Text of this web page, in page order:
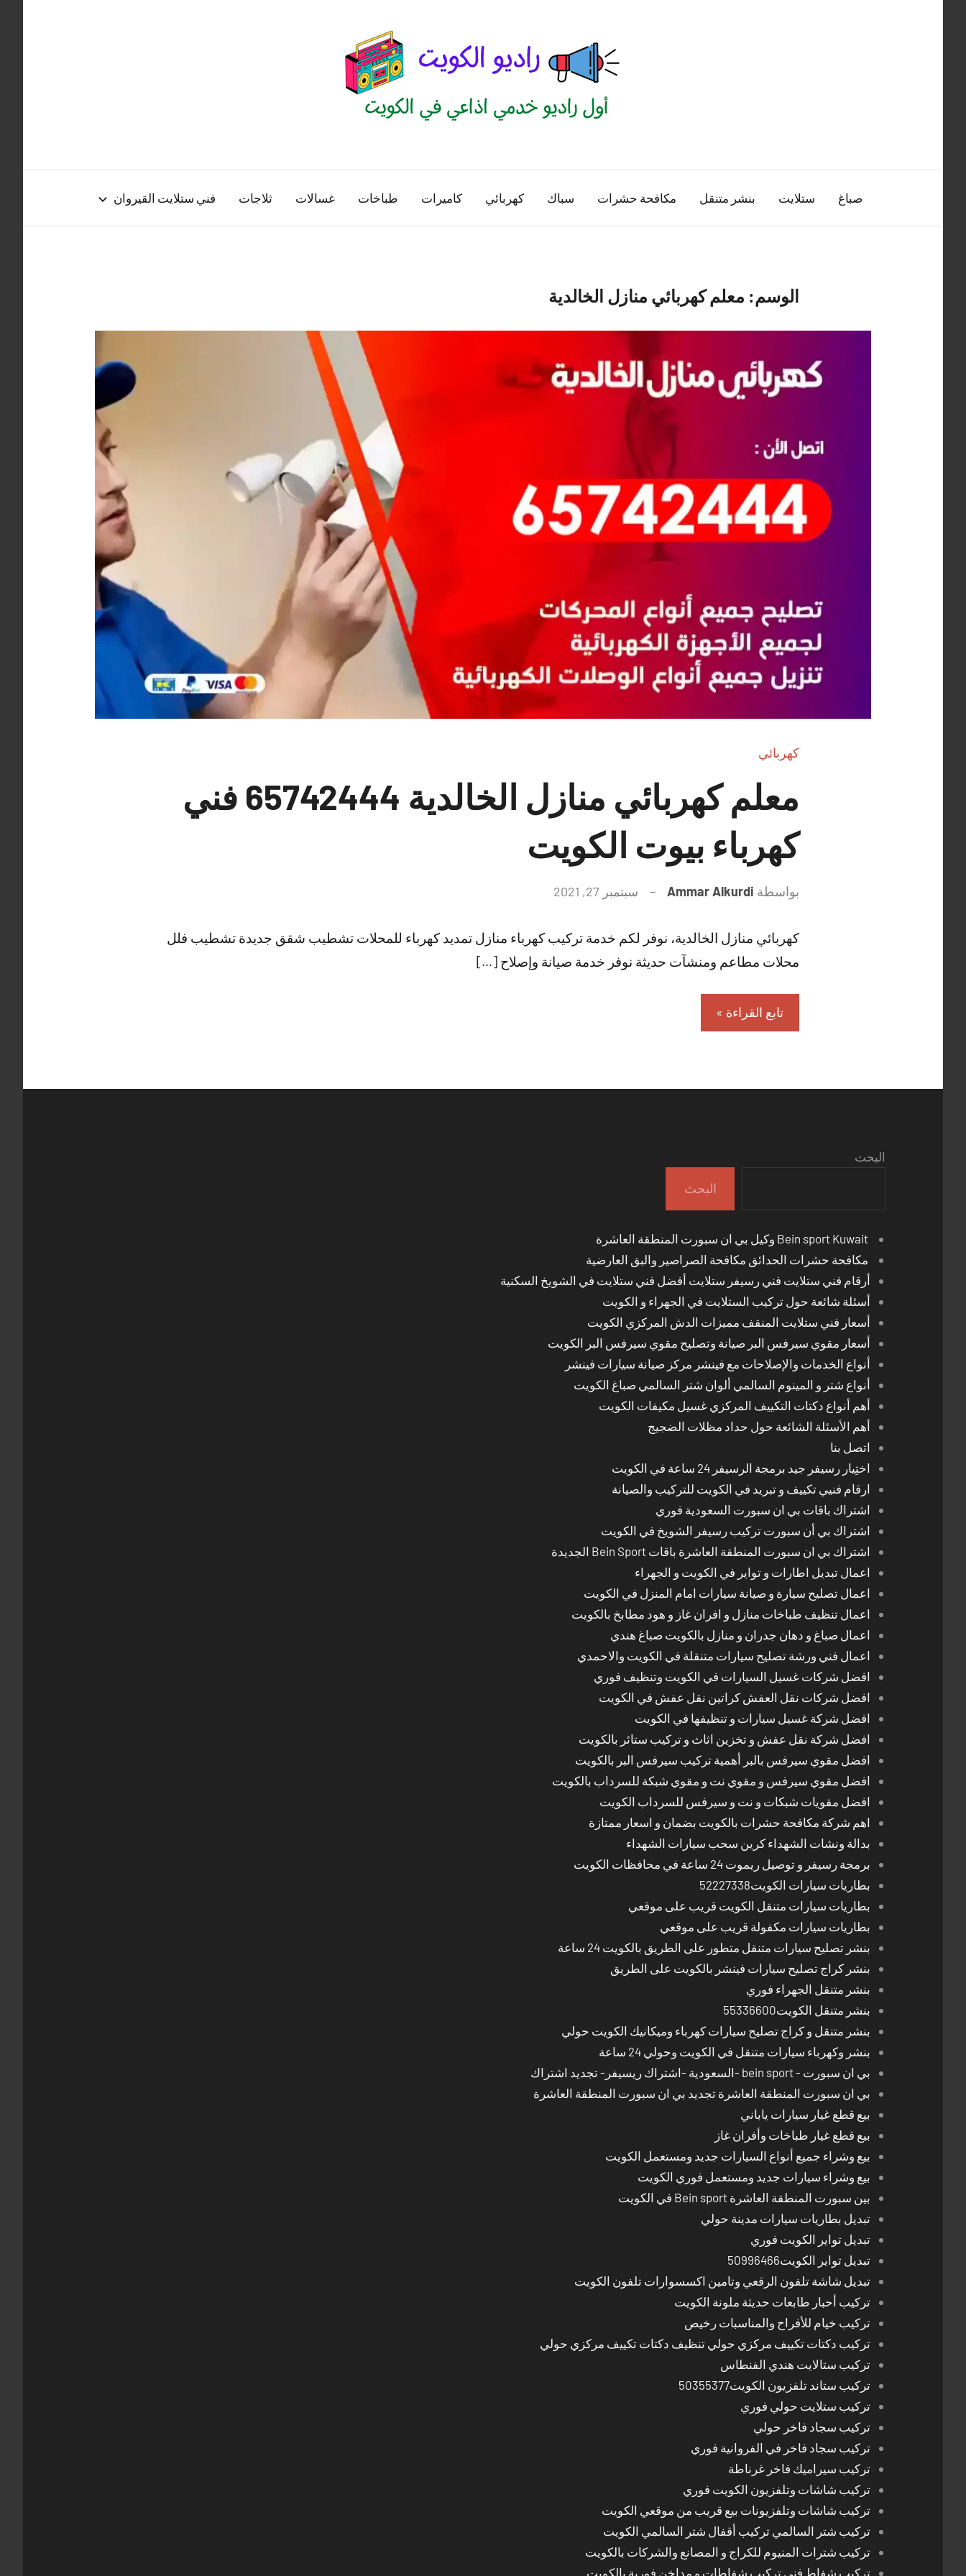
الكويت
منصة
اذاعية
صباغ ستلايت بنشر متنقل مكافحة حشرات سباك كهربائي كاميرات طباخات غسالات ثلاجات فني ستلايت القيروان
الوسم: معلم كهربائي منازل الخالدية
كهربائي
معلم كهربائي منازل الخالدية 65742444 فني
كهرباء بيوت الكويت
بواسطة Ammar Alkurdi سبتمبر 27, 2021
تعليقات
كهربائي منازل الخالدية، نوفر لكم خدمة تركيب كهرباء منازل تمديد كهرباء للمحلات تشطيب شقق جديدة تشطيب فلل
محلات مطاعم ومنشآت حديثة نوفر خدمة صيانة وإصلاح […]
تابع القراءة
البحث
البحث
Bein sport Kuwait وكيل بي ان سبورت المنطقة العاشرة
مكافحة حشرات الحدائق مكافحة الصراصير والبق العارضية
أرقام فني ستلايت فني رسيفر ستلايت أفضل فني ستلايت في الشويخ السكنية
أسئلة شائعة حول تركيب الستلايت في الجهراء و الكويت
أسعار فني ستلايت المنقف مميزات الدش المركزي الكويت
أسعار مقوي سيرفس البر صيانة وتصليح مقوي سيرفس البر الكويت
أنواع الخدمات والإصلاحات مع فينشر مركز صيانة سيارات فينشر
أنواع شتر و المينوم السالمي ألوان شتر السالمي صباغ الكويت
أهم أنواع دكتات التكييف المركزي غسيل مكيفات الكويت
أهم الأسئلة الشائعة حول حداد مظلات الضجيج
اتصل بنا
اختِيار رسيفر جيد برمجة الرسيفر 24 ساعة في الكويت
ارقام فنيي تكييف و تبريد في الكويت للتركيب والصيانة
اشتراك باقات بي ان سبورت السعودية فوري
اشتراك بي أن سبورت تركيب رسيفر الشويخ في الكويت
اشتراك بي ان سبورت المنطقة العاشرة باقات Bein Sport الجديدة
اعمال تبديل اطارات و تواير في الكويت و الجهراء
اعمال تصليح سيارة و صيانة سيارات امام المنزل في الكويت
اعمال تنظيف طباخات منازل و افران غاز و هود مطابخ بالكويت
اعمال صباغ و دهان جدران و منازل بالكويت صباغ هندي
اعمال فني ورشة تصليح سيارات متنقلة في الكويت والاحمدي
افضل شركات غسيل السيارات في الكويت وتنظيف فوري
افضل شركات نقل العفش كراتين نقل عفش في الكويت
افضل شركة غسيل سيارات و تنظيفها في الكويت
افضل شركة نقل عفش و تخزين اثاث و تركيب ستائر بالكويت
افضل مقوي سيرفس بالبر أهمية تركيب سيرفس البر بالكويت
افضل مقوي سيرفس و مقوي نت و مقوي شبكة للسرداب بالكويت
افضل مقويات شبكات و نت و سيرفس للسرداب الكويت
اهم شركة مكافحة حشرات بالكويت بضمان و اسعار ممتازة
بدالة ونشات الشهداء كرين سحب سيارات الشهداء
برمجة رسيفر و توصيل ريموت 24 ساعة في محافظات الكويت
بطاريات سيارات الكويت52227338
بطاريات سيارات متنقل الكويت قريب على موقعي
بطاريات سيارات مكفولة قريب على موقعي
بنشر تصليح سيارات متنقل متطور على الطريق بالكويت 24 ساعة
بنشر كراج تصليح سيارات فينشر بالكويت على الطريق
بنشر متنقل الجهراء فوري
بنشر متنقل الكويت55336600
بنشر متنقل و كراج تصليح سيارات كهرباء وميكانيك الكويت حولي
بنشر وكهرباء سيارات متنقل في الكويت وحولي 24 ساعة
بي ان سبورت - bein sport -السعودية -اشتراك ريسيفر- تجديد اشتراك
بي ان سبورت المنطقة العاشرة تجديد بي ان سبورت المنطقة العاشرة
بيع قطع غيار سيارات ياباني
بيع قطع غيار طباخات وأفران غاز
بيع وشراء جميع أنواع السيارات جديد ومستعمل الكويت
بيع وشراء سيارات جديد ومستعمل فوري الكويت
بين سبورت المنطقة العاشرة Bein sport في الكويت
تبديل بطاريات سيارات مدينة حولي
تبديل تواير الكويت فوري
تبديل تواير الكويت50996466
تبديل شاشة تلفون الرقعي وتامين اكسسوارات تلفون الكويت
تركيب أحبار طابعات حديثة ملونة الكويت
تركيب خيام للأفراح والمناسبات رخيص
تركيب دكتات تكييف مركزي حولي تنظيف دكتات تكييف مركزي حولي
تركيب ستالايت هندي الفنطاس
تركيب ستاند تلفزيون الكويت50355377
تركيب ستلايت حولي فوري
تركيب سجاد فاخر حولي
تركيب سجاد فاخر في الفروانية فوري
تركيب سيراميك فاخر غرناطة
تركيب شاشات وتلفزيون الكويت فوري
تركيب شاشات وتلفزيونات بيع قريب من موقعي الكويت
تركيب شتر السالمي تركيب أقفال شتر السالمي الكويت
تركيب شترات المنيوم للكراج و المصانع والشركات بالكويت
تركيب شفاط فني تركيب شفاطات و مداخن فورية بالكويت